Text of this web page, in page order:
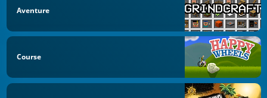
Aventure
Course